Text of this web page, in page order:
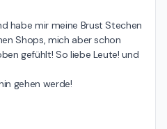
habe mir meine Brust Stechen
Shops, mich aber schon
gefühlt! So liebe Leute! und
gehen werde!